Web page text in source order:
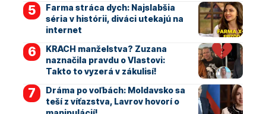
Farma stráca dych: Najslabšia
séria v histórii, diváci utekajú na
internet
KRACH manželstva? Zuzana
naznačila pravdu o Vlastovi:
Takto to vyzerá v zákulisí!
Dráma po voľbách: Moldavsko sa
teší z víťazstva, Lavrov hovorí o